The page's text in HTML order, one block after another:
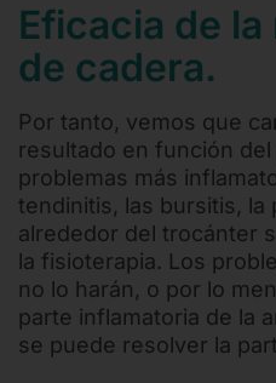
Eficacia de
de cadera.
Por tanto, vemos que
resultado en función
problemas más
tendinitis, las bursitis, la
alrededor del trocánter
la fisioterapia. Los
no lo harán, o por lo
parte inflamatoria de la
se puede resolver la